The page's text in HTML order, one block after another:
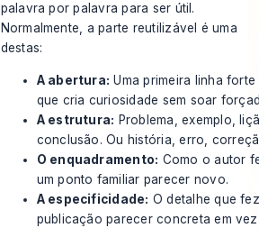
palavra por palavra para ser útil.
Normalmente, a parte reutilizável é uma
destas:
A abertura: Uma primeira linha forte
que cria curiosidade sem soar
A estrutura: Problema, exemplo,
conclusão. Ou história, erro,
O enquadramento: Como o autor
um ponto familiar parecer novo.
A especificidade: O detalhe que
publicação parecer concreta em vez